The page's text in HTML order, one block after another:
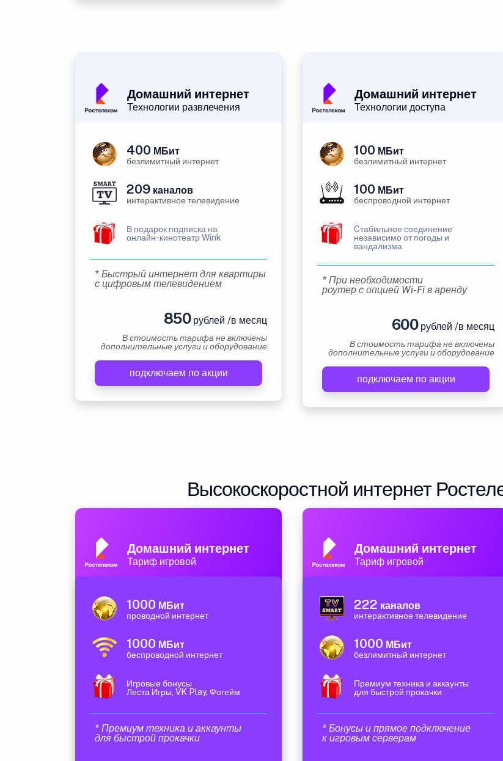
Домашний интернет
Технологии развлечения
400 МБит
безлимитный интернет
209 каналов
интерактивное телевидение
В подарок подписка на
онлайн-кинотеатр Wink
* Быстрый интернет для квартиры
с цифровым телевидением
850рублей /в месяц
В стоимость тарифа не включены
дополнительные услуги и оборудование
подключаем по акции
Домашний интернет
Технологии доступа
100 МБит
безлимитный интернет
100 МБит
беспроводной интернет
Cтабильное соединение
независимо от погоды и
вандализма
* При необходимости
роутер с опцией Wi-Fi в аренду
600рублей /в месяц
В стоимость тарифа не включены
дополнительные услуги и оборудование
подключаем по акции
Высокоскоростной интернет
Домашний интернет
Тариф игровой
1000 МБит
проводной интернет
1000 МБит
беспроводной интернет
Игровые бонусы
Леста Игры, VK Play, Фогейм
* Премиум техника и аккаунты
для быстрой прокачки
Домашний интернет
Тариф игровой
222 каналов
интерактивное телевидение
1000 МБит
безлимитный интернет
Премиум техника и аккаунты
для быстрой прокачки
* Бонусы и прямое подключение
к игровым серверам